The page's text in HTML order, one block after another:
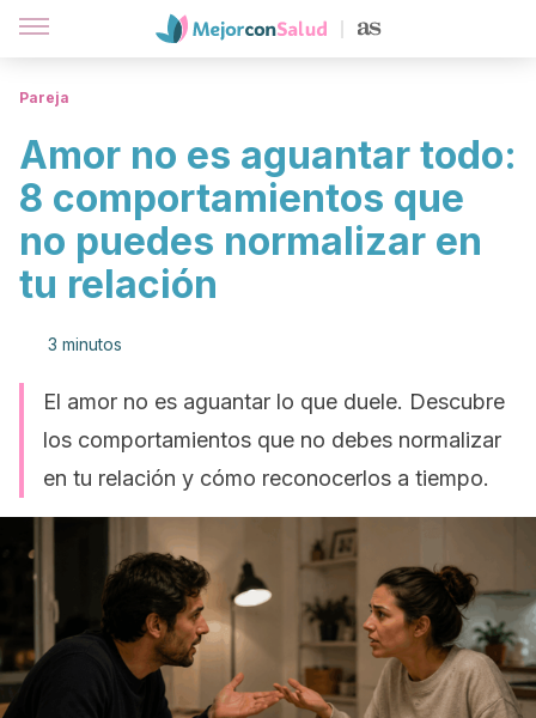
Pareja
Amor no es aguantar todo:
8 comportamientos que
no puedes normalizar en
tu relación
3 minutos
El amor no es aguantar lo que duele. Descubre
los comportamientos que no debes normalizar
en tu relación y cómo reconocerlos a tiempo.